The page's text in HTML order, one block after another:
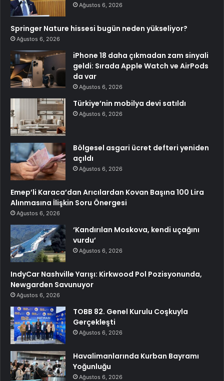
Ağustos 6, 2026
Springer Nature hissesi bugün neden yükseliyor?
Ağustos 6, 2026
iPhone 18 daha çıkmadan zam sinyali
geldi: Sırada Apple Watch ve AirPods
da var
Ağustos 6, 2026
Türkiye’nin mobilya devi satıldı
Ağustos 6, 2026
Bölgesel asgari ücret defteri yeniden
açıldı
Ağustos 6, 2026
Emep’li Karaca’dan Arıcılardan Kovan Başına 100 Lira
Alınmasına İlişkin Soru Önergesi
Ağustos 6, 2026
‘Kandırılan Moskova, kendi uçağını
vurdu’
Ağustos 6, 2026
IndyCar Nashville Yarışı: Kirkwood Pol Pozisyonunda,
Newgarden Savunuyor
Ağustos 6, 2026
TOBB 82. Genel Kurulu Coşkuyla
Gerçekleşti
Ağustos 6, 2026
Havalimanlarında Kurban Bayramı
Yoğunluğu
Ağustos 6, 2026